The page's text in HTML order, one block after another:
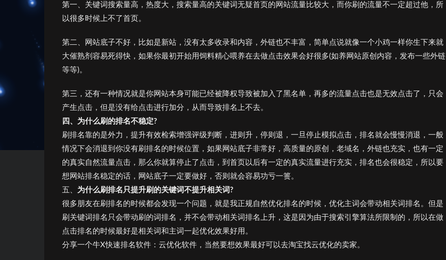
第一、关键词搜索量高，热度大，搜索量高的关键词无疑首页的网站流量比较大，而你刷的流量不一定超过他，所
以很多时候上不了首页。
第二、网站底子不好，比如是新站，没有太多收录和内容，外链也不丰富，简单点说就像一个小鸡一样你生下来就
大催熟剂容易死得快，如果你最初开始用饲料精心喂养在去做点击效果会好很多(如养网站原创内容，发布一些外链
等等)。
第三，还有一种情况就是你网站本身可能已经被降权导致被加入了黑名单，再多的流量点击也是无效点击了，只会
产生点击，但是没有给点击进行加分，从而导致排名上不去。
四、为什么刷的排名不稳定?
刷排名靠的是外力，提升有效检索增强评级判断，进则升，停则退，一旦停止模拟点击，排名就会慢慢消退，一般
情况下会消退到你没有刷排名的时候位置，如果网站底子非常好，高质量的原创，老域名，外链也充实，也有一定
的真实自然流量点击，那么你就算停止了点击，到首页以后有一定的真实流量进行充实，排名也会很稳定，所以要
想网站排名稳定的话，网站底子一定要做好，否则就会容易功亏一篑。
五、 为什么刷排名只提升刷的关键词不提升相关词?
很多朋友在刷排名的时候都会发现一个问题，就是我正规自然优化排名的时候，优化主词会带动相关词排名。但是
刷关键词排名只会带动刷的词排名，并不会带动相关词排名上升，这是因为由于搜索引擎算法所限制的，所以在做
点击排名的时候最好是相关词和主词一起优化效果好用。
分享一个牛X快速排名软件：云优化软件，当然要想效果最好可以去淘宝找云优化的卖家。